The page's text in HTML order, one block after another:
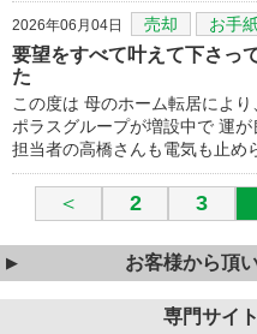
2026年06月04日 売却 お手
要望をすべて叶えて下さっ
た
この度は 母のホーム転居によ
ポラスグループが増設中で 運が
担当者の高橋さんも電気も止め
＜ 2 3
お客様から頂
専門サイ